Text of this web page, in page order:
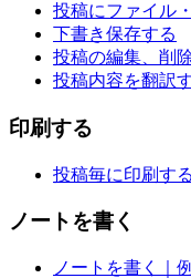
投稿にファイル
下書き保存する
投稿の編集、削
投稿内容を翻訳
印刷する
投稿毎に印刷する
ノートを書く
ノートを書く｜